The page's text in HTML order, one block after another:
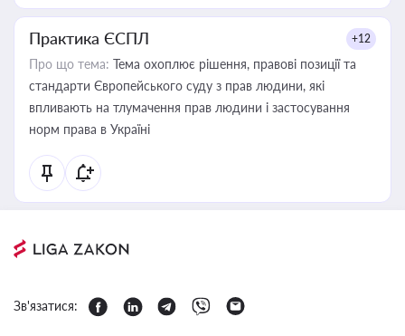
Практика ЄСПЛ +12
Про що тема: Тема охоплює рішення, правові позиції та
стандарти Європейського суду з прав людини, які
впливають на тлумачення прав людини і застосування
норм права в Україні
Зв'язатися: